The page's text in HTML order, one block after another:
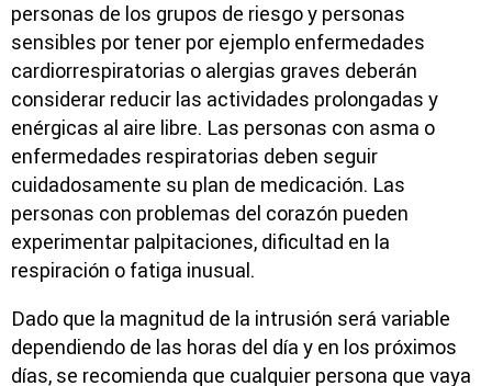
personas de los grupos de riesgo y personas
sensibles por tener por ejemplo enfermedades
cardiorrespiratorias o alergias graves deberán
considerar reducir las actividades prolongadas y
enérgicas al aire libre. Las personas con asma o
enfermedades respiratorias deben seguir
cuidadosamente su plan de medicación. Las
personas con problemas del corazón pueden
experimentar palpitaciones, dificultad en la
respiración o fatiga inusual.
Dado que la magnitud de la intrusión será variable
dependiendo de las horas del día y en los próximos
días, se recomienda que cualquier persona que vaya